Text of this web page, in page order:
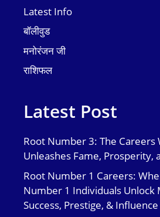
Latest Info
बॉलीवुड
मनोरंजन जी
राशिफल
Latest Post
Root Number 3: The Careers
Unleashes Fame, Prosperity,
Root Number 1 Careers:
Number 1 Individuals Unlock
Success, Prestige, & Influence